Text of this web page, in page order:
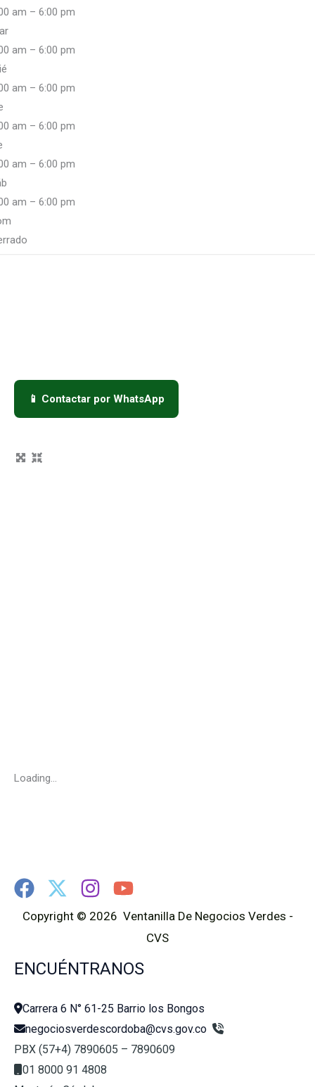
am – 6:00 pm
am – 6:00 pm
am – 6:00 pm
am – 6:00 pm
am – 6:00 pm
am – 6:00 pm
📱 Contactar por WhatsApp
Loading...
Copyright © 2026 Ventanilla De Negocios Verdes -
CVS
ENCUÉNTRANOS
Carrera 6 N° 61-25 Barrio los Bongos
negociosverdescordoba@cvs.gov.co
PBX (57+4) 7890605 – 7890609
01 8000 91 4808